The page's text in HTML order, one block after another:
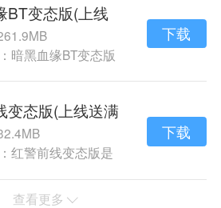
BT变态版(上线
暗黑血缘BT变态版
下载
变态版(上线送满
红警前线变态版是
下载
查看更多